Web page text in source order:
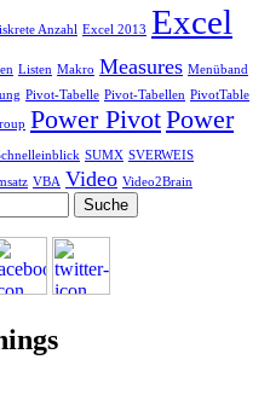
Anzahl Excel 2013 Excel
Listen Makro Measures Menüband
Pivot-Tabelle Pivot-Tabellen PivotTable
Power PivotPower
SUMX SVERWEIS
VBA Video Video2Brain